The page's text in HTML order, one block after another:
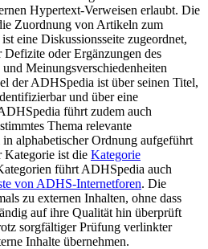
Hypertext-Verweisen erlaubt. Die
Zuordnung von Artikeln zum
eine Diskussionsseite zugeordnet,
oder Ergänzungen des
Meinungsverschiedenheiten
der ADHSpedia ist über seinen Titel,
und über eine
führt zudem auch
Thema relevante
alphabetischer Ordnung aufgeführt
Kategorie ist die Kategorie
führt ADHSpedia auch
von ADHS-Internetforen. Die
zu externen Inhalten, ohne dass
auf ihre Qualität hin überprüft
sorgfältiger Prüfung verlinkter
Inhalte übernehmen.